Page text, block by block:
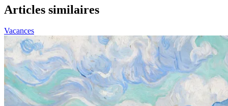
Articles similaires
Vacances